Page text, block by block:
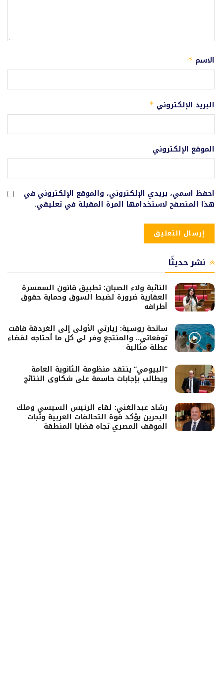
الاسم *
البريد الإلكتروني *
الموقع الإلكتروني
احفظ اسمي، بريدي الإلكتروني، والموقع الإلكتروني في
هذا المتصفح لاستخدامها المرة المقبلة في تعليقي.
نشر حديثًا
النائبة ولاء الصبان: تطبيق قانون السمسرة
العقارية ضرورة لضبط السوق وحماية حقوق
أطرافه
سائحة روسية: زيارتي الأولى إلى الغردقة فاقت
توقعاتي.. والمنتجع وفر لي كل ما أحتاجه لقضاء
عطلة مثالية
“البيومي” ينتقد منظومة الثانوية العامة
ويطالب بإجابات حاسمة على شكاوى النتائج
رشاد عبدالغني: لقاء الرئيس السيسي وملك
البحرين يؤكد قوة التحالفات العربية وثبات
الموقف المصري تجاه قضايا المنطقة